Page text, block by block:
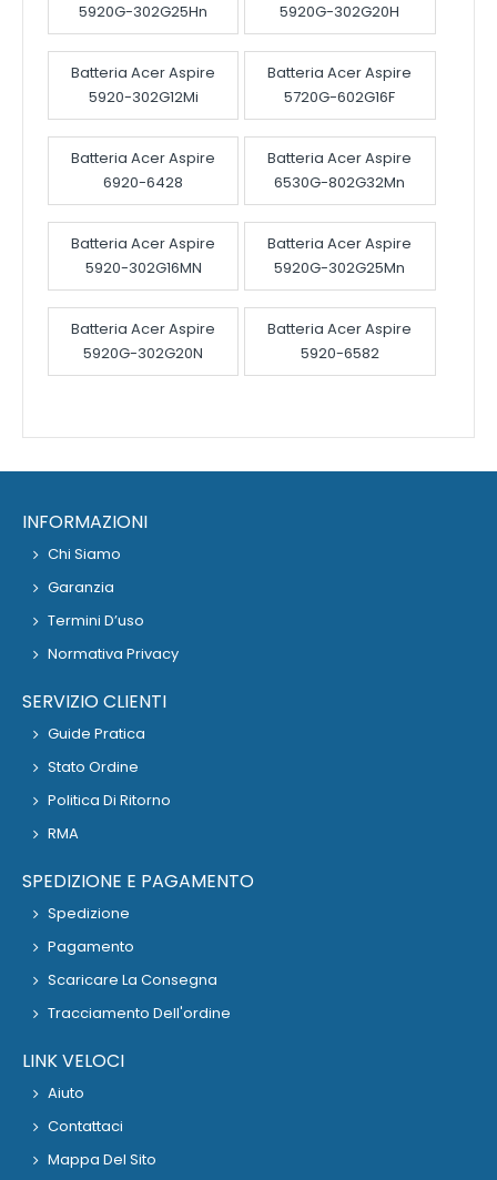
5920G-302G25Hn
5920G-302G20H
Batteria Acer Aspire
5920-302G12Mi
Batteria Acer Aspire
5720G-602G16F
Batteria Acer Aspire
6920-6428
Batteria Acer Aspire
6530G-802G32Mn
Batteria Acer Aspire
5920-302G16MN
Batteria Acer Aspire
5920G-302G25Mn
Batteria Acer Aspire
5920G-302G20N
Batteria Acer Aspire
5920-6582
INFORMAZIONI
Chi Siamo
Garanzia
Termini D’uso
Normativa Privacy
SERVIZIO CLIENTI
Guide Pratica
Stato Ordine
Politica Di Ritorno
RMA
SPEDIZIONE E PAGAMENTO
Spedizione
Pagamento
Scaricare La Consegna
Tracciamento Dell'ordine
LINK VELOCI
Aiuto
Contattaci
Mappa Del Sito